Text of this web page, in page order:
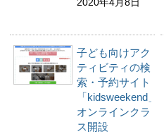
子ども向けアク
ティビティの検
索・予約サイト
「kidsweekend」、
オンラインクラ
ス開設